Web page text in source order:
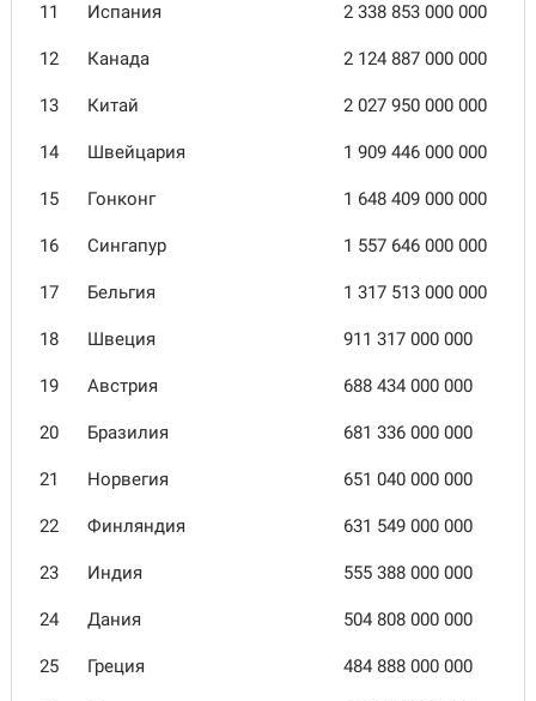
11 Испания 2 338 853 000 000
12 Канада 2 124 887 000 000
13 Китай 2 027 950 000 000
14 Швейцария 1 909 446 000 000
15 Гонконг 1 648 409 000 000
16 Сингапур 1 557 646 000 000
17 Бельгия 1 317 513 000 000
18 Швеция 911 317 000 000
19 Австрия 688 434 000 000
20 Бразилия 681 336 000 000
21 Норвегия 651 040 000 000
22 Финляндия 631 549 000 000
23 Индия 555 388 000 000
24 Дания 504 808 000 000
25 Греция 484 888 000 000